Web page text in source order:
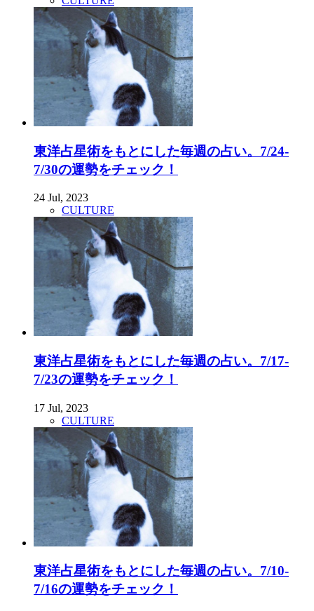
東洋占星術をもとにした毎週の占い。7/24-
7/30の運勢をチェック！
24 Jul, 2023
CULTURE
東洋占星術をもとにした毎週の占い。7/17-
7/23の運勢をチェック！
17 Jul, 2023
CULTURE
東洋占星術をもとにした毎週の占い。7/10-
7/16の運勢をチェック！